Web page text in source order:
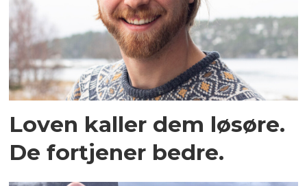
Loven kaller dem løsøre.
De fortjener bedre.